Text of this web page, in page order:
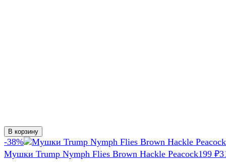
В корзину
-38%
Мушки Trump Nymph Flies Brown Hackle Peacock199 ₽